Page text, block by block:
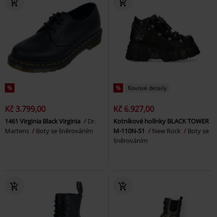
%
Kč 3.799,00
1461 Virginia Black Virginia
Dr.
Martens
Boty se šněrováním
% Kovové detaily
Kč 6.927,00
Kotníkové holínky BLACK TOWER
M-110N-S1
New Rock
Boty se
šněrováním